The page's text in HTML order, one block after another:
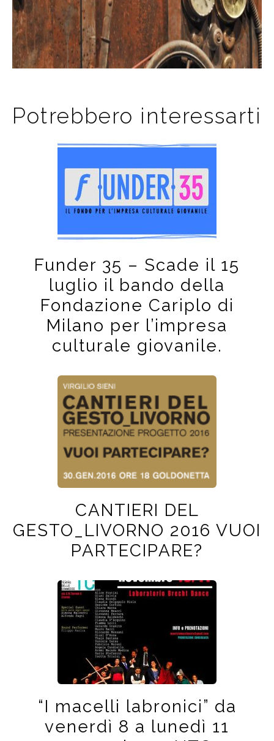
Potrebbero interessarti
Funder 35 – Scade il 15
luglio il bando della
Fondazione Cariplo di
Milano per l’impresa
culturale giovanile.
CANTIERI DEL
GESTO_LIVORNO 2016 VUOI
PARTECIPARE?
“I macelli labronici” da
venerdì 8 a lunedì 11